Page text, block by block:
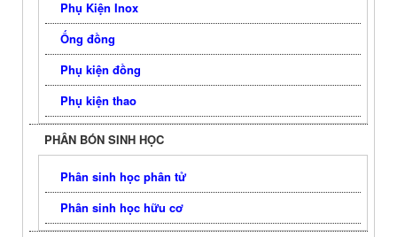
Phụ Kiện Inox
Ống đồng
Phụ kiện đồng
Phụ kiện thao
PHÂN BÓN SINH HỌC
Phân sinh học phân tử
Phân sinh học hữu cơ